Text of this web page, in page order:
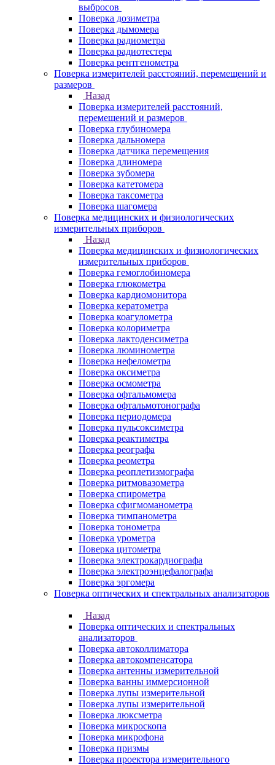
выбросов
Поверка дозиметра
Поверка дымомера
Поверка радиометра
Поверка радиотестера
Поверка рентгенометра
Поверка измерителей расстояний, перемещений и
размеров
Назад
Поверка измерителей расстояний,
перемещений и размеров
Поверка глубиномера
Поверка дальномера
Поверка датчика перемещения
Поверка длиномера
Поверка зубомера
Поверка катетомера
Поверка таксометра
Поверка шагомера
Поверка медицинских и физиологических
измерительных приборов
Назад
Поверка медицинских и физиологических
измерительных приборов
Поверка гемоглобиномера
Поверка глюкометра
Поверка кардиомонитора
Поверка кератометра
Поверка коагулометра
Поверка колориметра
Поверка лактоденсиметра
Поверка люминометра
Поверка нефелометра
Поверка оксиметра
Поверка осмометра
Поверка офтальмомера
Поверка офтальмотонографа
Поверка периодомера
Поверка пульсоксиметра
Поверка реактиметра
Поверка реографа
Поверка реометра
Поверка реоплетизмографа
Поверка ритмовазометра
Поверка спирометра
Поверка сфигмоманометра
Поверка тимпанометра
Поверка тонометра
Поверка урометра
Поверка цитометра
Поверка электрокардиографа
Поверка электроэнцефалографа
Поверка эргомера
Поверка оптических и спектральных анализаторов
Назад
Поверка оптических и спектральных
анализаторов
Поверка автоколлиматора
Поверка автокомпенсатора
Поверка антенны измерительной
Поверка ванны иммерсионной
Поверка лупы измерительной
Поверка лупы измерительной
Поверка люксметра
Поверка микроскопа
Поверка микрофона
Поверка призмы
Поверка проектора измерительного